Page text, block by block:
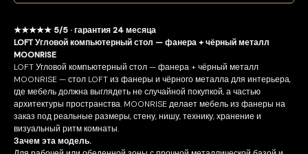
★★★★★ 5/5 · гарантия 24 месяца
LOFT Угловой компьютерный стол — фанера + чёрный металл
MOONRISE
LOFT Угловой компьютерный стол — фанера + чёрный металл
MOONRISE — стол LOFT из фанеры и чёрного металла для интерьера,
где мебель должна выглядеть не случайной покупкой, а частью
архитектуры пространства. MOONRISE делает мебель из фанеры на
заказ под реальные размеры, стену, нишу, технику, хранение и
визуальный ритм комнаты.
Зачем эта модель.